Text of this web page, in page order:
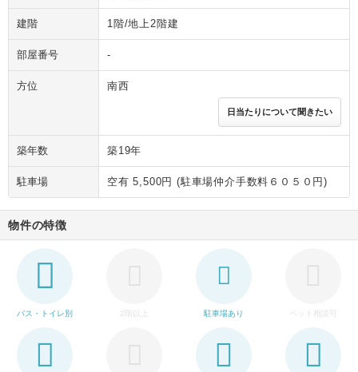
建階 1階/地上2階建
部屋番号 -
方位 南西
日当たりについて聞きたい
築年数 築19年
駐車場 空有 5,500円 (駐車場仲介手数料６０５０円)
物件の特徴
バス・トイレ別 2階以上 駐車場あり ペット相談可